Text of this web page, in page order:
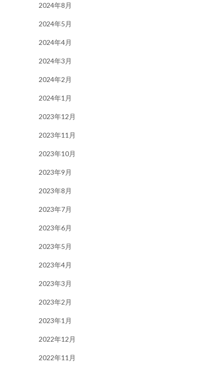
2024年8月
2024年5月
2024年4月
2024年3月
2024年2月
2024年1月
2023年12月
2023年11月
2023年10月
2023年9月
2023年8月
2023年7月
2023年6月
2023年5月
2023年4月
2023年3月
2023年2月
2023年1月
2022年12月
2022年11月